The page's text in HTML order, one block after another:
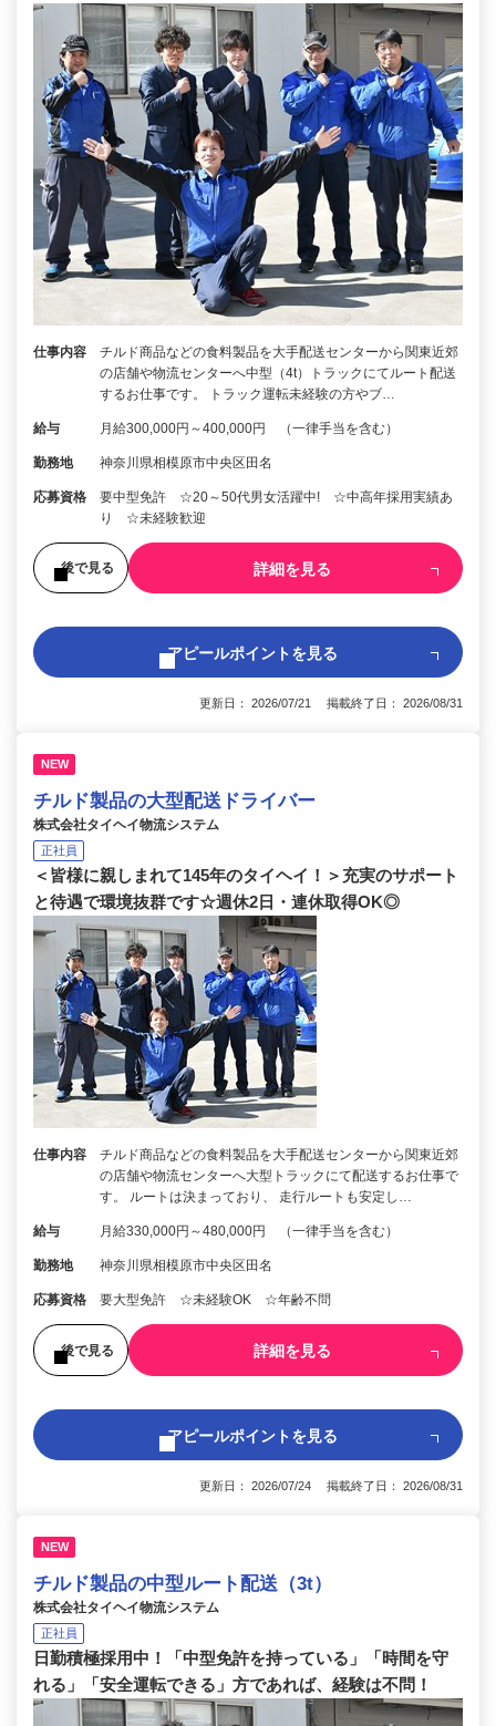
仕事内容
チルド商品などの食料製品を大手配送センターから関東近郊
の店舗や物流センターへ中型（4t）トラックにてルート配送
するお仕事です。 トラック運転未経験の方やブ…
給与 月給300,000円～400,000円 （一律手当を含む）
勤務地 神奈川県相模原市中央区田名
応募資格
要中型免許 ☆20～50代男女活躍中! ☆中高年採用実績あ
り ☆未経験歓迎
後で見る 詳細を見る
アピールポイントを見る
更新日： 2026/07/21 掲載終了日： 2026/08/31
NEW
チルド製品の大型配送ドライバー
株式会社タイヘイ物流システム
正社員
＜皆様に親しまれて145年のタイヘイ！＞充実のサポート
と待遇で環境抜群です☆週休2日・連休取得OK◎
仕事内容
チルド商品などの食料製品を大手配送センターから関東近郊
の店舗や物流センターへ大型トラックにて配送するお仕事で
す。 ルートは決まっており、 走行ルートも安定し…
給与 月給330,000円～480,000円 （一律手当を含む）
勤務地 神奈川県相模原市中央区田名
応募資格 要大型免許 ☆未経験OK ☆年齢不問
後で見る 詳細を見る
アピールポイントを見る
更新日： 2026/07/24 掲載終了日： 2026/08/31
NEW
チルド製品の中型ルート配送（3t）
株式会社タイヘイ物流システム
正社員
日勤積極採用中！「中型免許を持っている」「時間を守
れる」「安全運転できる」方であれば、経験は不問！